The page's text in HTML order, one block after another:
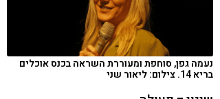
נעמה גפן, סוחפת ומעוררת השראה בכנס אוכלים
בריא 14. צילום: ליאור שני